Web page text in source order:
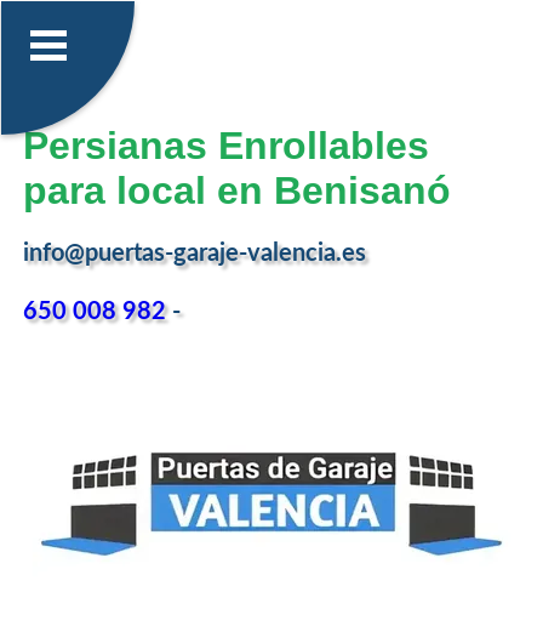
Persianas Enrollables
para local en Benisanó
info@puertas-garaje-valencia.es
650 008 982-